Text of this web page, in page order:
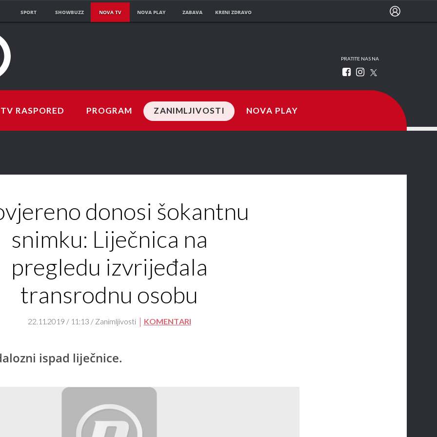
SPORT SHOWBUZZ NOVA TV NOVA PLAY ZABAVA KRENI ZDRAVO
PRATITE NAS NA
TV RASPORED PROGRAM ZANIMLJIVOSTI NOVA PLAY
donosi šokantnu
snimku: Liječnica na
pregledu izvrijeđala
transrodnu osobu
22.11.2019 / 11:13 / Zanimljivosti KOMENTARI
ispad liječnice.